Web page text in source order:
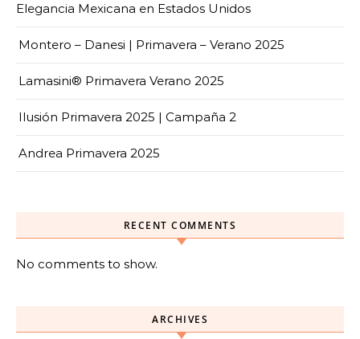
Elegancia Mexicana en Estados Unidos
Montero – Danesi | Primavera – Verano 2025
Lamasini® Primavera Verano 2025
Ilusión Primavera 2025 | Campaña 2
Andrea Primavera 2025
RECENT COMMENTS
No comments to show.
ARCHIVES